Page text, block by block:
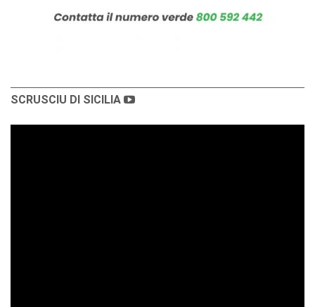
SCRUSCIU DI SICILIA